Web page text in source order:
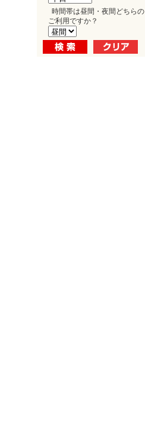
時間帯は昼間・夜間どちらの
ご利用ですか？